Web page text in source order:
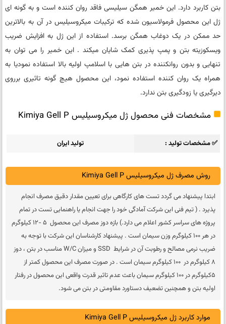
بتن کاربرد دارد. این خمیر همگن سیلیسی فاقد روان کننده است و به گونه ای
ژل این محصول فرمولاسیون شده که ترکیبات میکروسیلیس در آن به بالاترین
حد ممکن در یک دوغاب همگن برسد. استفاده از این ژل به افزایش ضریب
ویسکوزیته بتن و پمپ پذیری کمک شایان میکند . این خمیر را می توان به
تنهایی و بدون روانکننده در بتن هایی با اسلامپ اولیه بالا استفاده نمودیا به
همراه یک روان کننده استفاده نمود، این محصول هیچ گونه تاثیری برروی
دیرگیری یا زودگیری بتن ندارد.
مشخصات فنی محصول ژل میکروسیلیس Kimiya Gell P
✅ مشخصات تولید تولید ایران
روش مصرف ژل میکروسیلیس Kimiya Gell P
ابتدا پیشنهاد می گردد تست های کارگاهی برای تعیین مقدار دقیق مصرف انجام
پذیرد . ( تیم فنی این شرکت آمادگی خود را جهت انجام یا راهنمایی تست در تمام
پروژه های سراسر کشور اعلام می دارد.) بازه دوز مصرف این محصول 5 -12 کیلوگرم
در هر 100 کیلوگرم وزن سیمان است . پیشنهاد کارشناسان این شرکت با توجه به
ضریب نرمی مصالح و رطوبت آن در شرایط SSD و میزان W/C مناسب در بتن ، دوز
8 کیلوگرم در 100 کیلوگرم سیمان است . در صورت مصرف این محصول کمتر از
5کیلوگرم در 100 کیلوگرم سیمان باعث عدم تاثیر قدرت واقعی این محصول در رفتار
اولیه بتن و همچنین تضعیف دستاورد مقاومتی در بتن می شود.
موارد کاربرد ژل میکروسیلیس Kimiya Gell P